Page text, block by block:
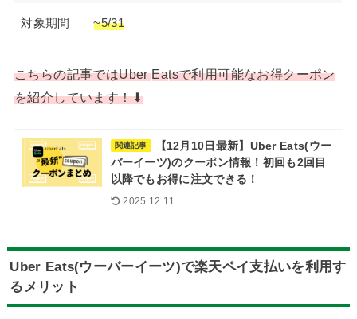
対象期間 ~5/31
こちらの記事ではUberEatsで利用可能なお得クーポン
を紹介しています！⬇︎
関連記事
【12月10日最新】Uber Eats(ウー
バーイーツ)のクーポン情報！初回も2回目
以降でもお得に注文できる！
2025.12.11
Uber Eats(ウーバーイーツ)で楽天ペイ支払いを利用す
るメリット